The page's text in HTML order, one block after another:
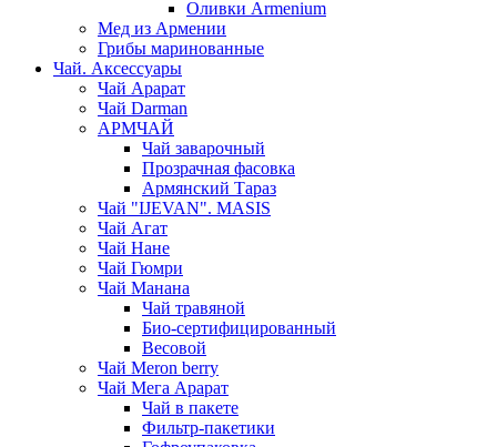
Оливки Armenium
Мед из Армении
Грибы маринованные
Чай. Аксессуары
Чай Арарат
Чай Darman
АРМЧАЙ
Чай заварочный
Прозрачная фасовка
Армянский Тараз
Чай "IJEVAN". MASIS
Чай Агат
Чай Нане
Чай Гюмри
Чай Манана
Чай травяной
Био-сертифицированный
Весовой
Чай Meron berry
Чай Мега Арарат
Чай в пакете
Фильтр-пакетики